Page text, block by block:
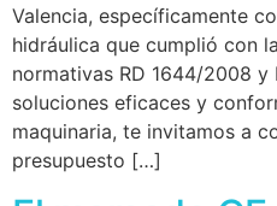
Valencia, específicamente
hidráulica que cumplió con
normativas RD 1644/2008 y
soluciones eficaces y
maquinaria, te invitamos a
presupuesto […]